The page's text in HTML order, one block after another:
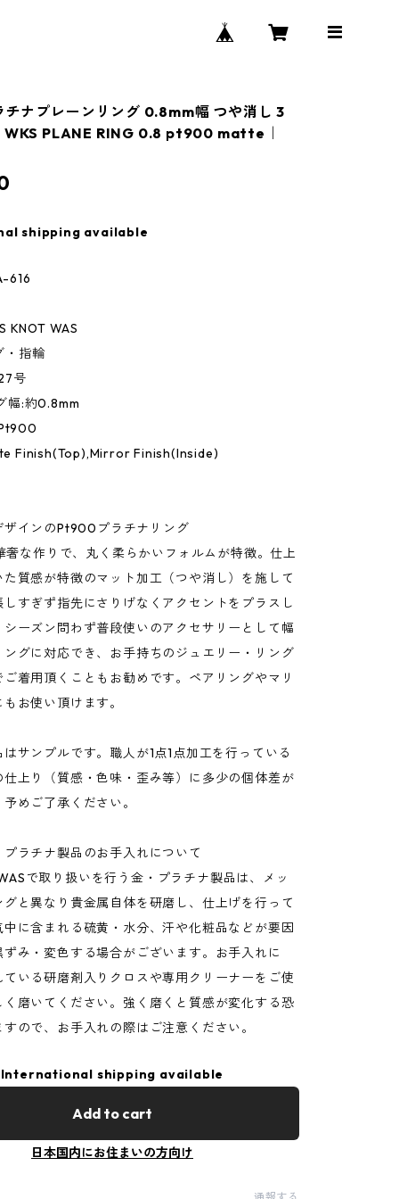
ナプレーンリング 0.8mm幅 つや消し 3
WKS PLANE RING 0.8 pt900 matte｜
shipping available
616
KNOT WAS
・指輪
号
幅:約0.8mm
Finish(Top),Mirror Finish(Inside)
ザインのPt900プラチナリング
奢な作りで、丸く柔らかいフォルムが特徴。仕上
質感が特徴のマット加工（つや消し）を施して
すぎず指先にさりげなくアクセントをプラスし
ーズン問わず普段使いのアクセサリーとして幅
グに対応でき、お手持ちのジュエリー・リング
着用頂くこともお勧めです。ペアリングやマリ
お使い頂けます。
サンプルです。職人が1点1点加工を行っている
上り（質感・色味・歪み等）に多少の個体差が
めご了承ください。
ラチナ製品のお手入れについて
で取り扱いを行う金・プラチナ製品は、メッ
と異なり貴金属自体を研磨し、仕上げを行って
に含まれる硫黄・水分、汗や化粧品などが要因
み・変色する場合がございます。お手入れに
いる研磨剤入りクロスや専用クリーナーをご使
磨いてください。強く磨くと質感が変化する恐
ので、お手入れの際はご注意ください。
International shipping available
Add to cart
日本国内にお住まいの方向け